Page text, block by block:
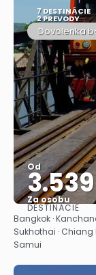
7 DESTINÁCIE
2 PREVODY
Dovolenka
Od
Za osobu
DESTINÁCIE
Bangkok ·
Sukhothai · Chiang
Samui